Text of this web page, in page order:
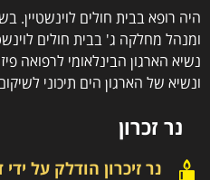
ומנהל מחלקה ג' בבית חולים
ונשיא של הארגון הים תיכוני
נר זכרון
נר זיכרון הודלק על ידי